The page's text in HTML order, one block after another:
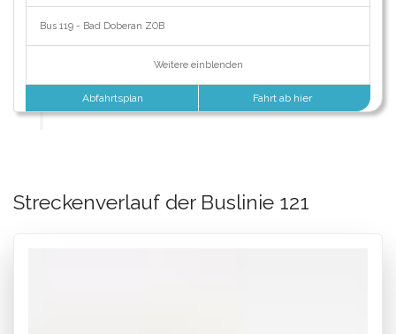
Bus 119 - Bad Doberan ZOB
Weitere einblenden
Abfahrtsplan Fahrt ab hier
Streckenverlauf der Buslinie 121